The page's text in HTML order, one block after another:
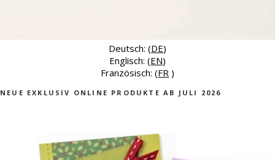
Deutsch: (DE)
Englisch: (EN)
Französisch: (FR )
NEUE EXKLUSIV ONLINE PRODUKTE AB JULI 2026